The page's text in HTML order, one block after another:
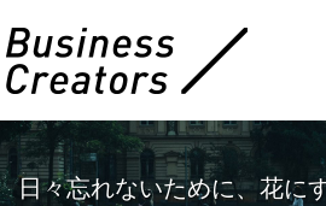
日々忘れないために、花に